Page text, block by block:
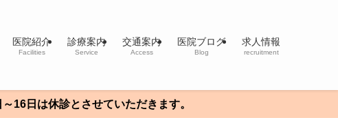
医院紹介
Facilities
診療案内
Service
交通案内
Access
医院ブログ
Blog
求人情報
recruitment
日は休診とさせていただきます。